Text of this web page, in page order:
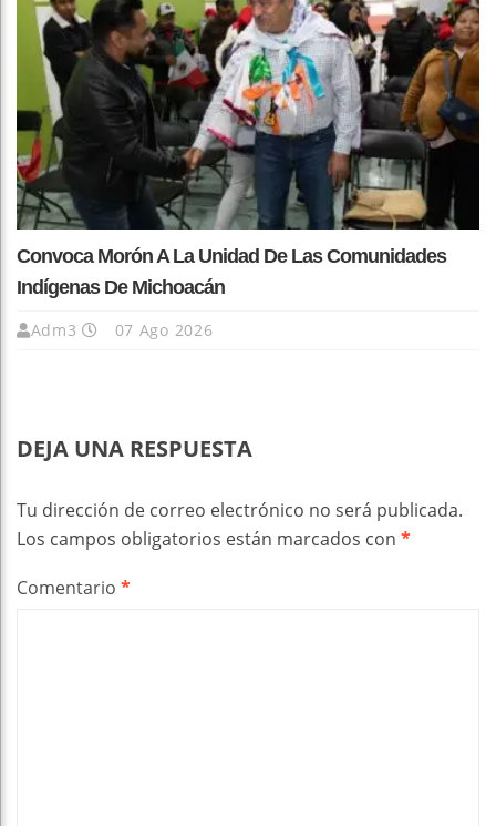
Convoca Morón A La Unidad De Las Comunidades
Indígenas De Michoacán
Adm3 07 Ago 2026
DEJA UNA RESPUESTA
Tu dirección de correo electrónico no será publicada.
Los campos obligatorios están marcados con *
Comentario *